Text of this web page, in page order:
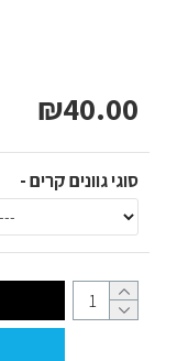
₪40.00
סוגי גוונים קרים -